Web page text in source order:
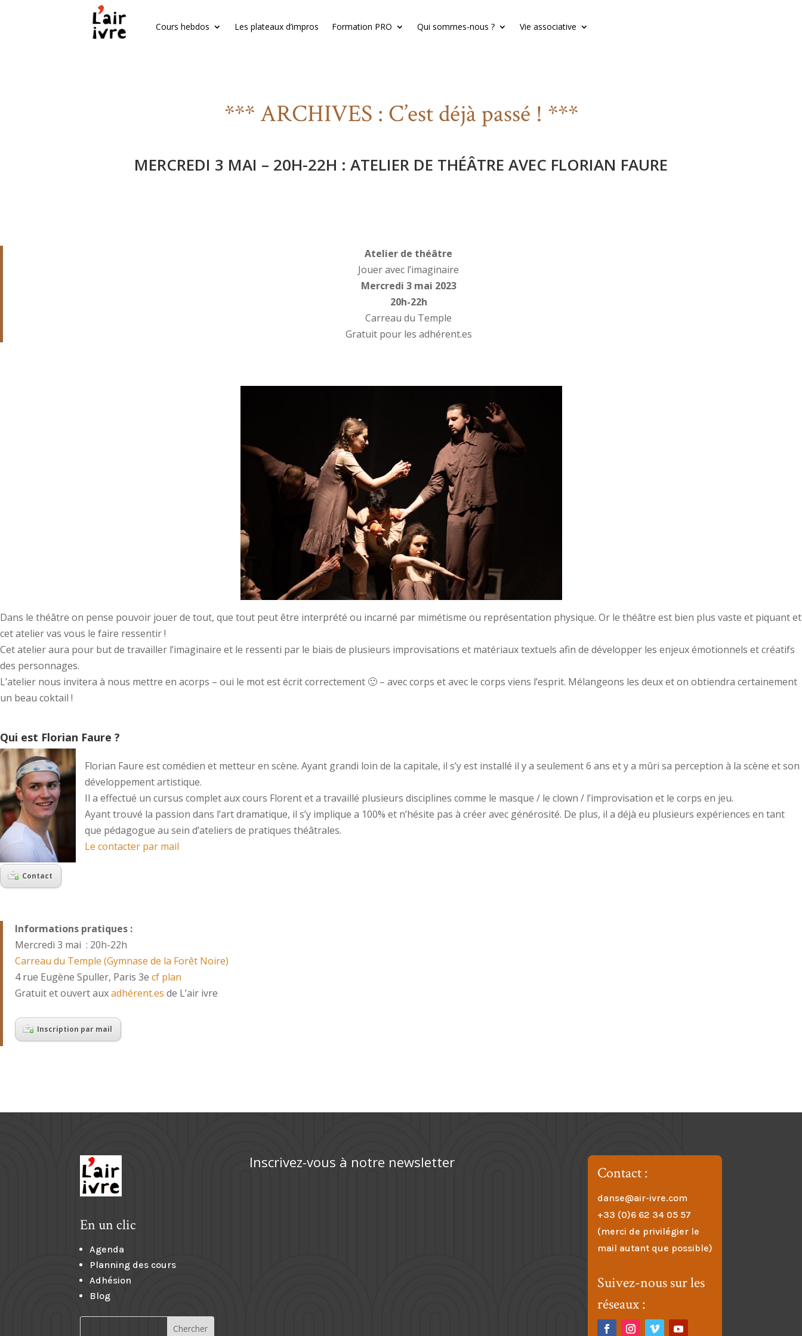
Cours hebdos Les plateaux d’impros Formation PRO Qui sommes-nous ? Vie associative
*** ARCHIVES : C’est déjà passé ! ***
MERCREDI 3 MAI – 20H-22H : ATELIER DE THÉÂTRE AVEC FLORIAN FAURE
Atelier de théâtre
Jouer avec l’imaginaire
Mercredi 3 mai 2023
20h-22h
Carreau du Temple
Gratuit pour les adhérent.es
Dans le théâtre on pense pouvoir jouer de tout, que tout peut être interprété ou incarné par mimétisme ou représentation physique. Or le théâtre est bien plus vaste et piquant et
cet atelier vas vous le faire ressentir !
Cet atelier aura pour but de travailler l’imaginaire et le ressenti par le biais de plusieurs improvisations et matériaux textuels afin de développer les enjeux émotionnels et créatifs
des personnages.
L’atelier nous invitera à nous mettre en acorps – oui le mot est écrit correctement 🙂 – avec corps et avec le corps viens l’esprit. Mélangeons les deux et on obtiendra certainement
un beau coktail !
Qui est Florian Faure ?
Florian Faure est comédien et metteur en scène. Ayant grandi loin de la capitale, il s’y est installé il y a seulement 6 ans et y a mûri sa perception à la scène et son
développement artistique.
Il a effectué un cursus complet aux cours Florent et a travaillé plusieurs disciplines comme le masque / le clown / l’improvisation et le corps en jeu.
Ayant trouvé la passion dans l’art dramatique, il s’y implique a 100% et n’hésite pas à créer avec générosité. De plus, il a déjà eu plusieurs expériences en tant
que pédagogue au sein d’ateliers de pratiques théâtrales.
Le contacter par mail
Contact
Informations pratiques :
Mercredi 3 mai : 20h-22h
Carreau du Temple (Gymnase de la Forêt Noire)
4 rue Eugène Spuller, Paris 3e cf plan
Gratuit et ouvert auxadhérent.es de L’air ivre
Inscription par mail
En un clic
Agenda
Planning des cours
Adhésion
Blog
Inscrivez-vous à notre newsletter
Contact :
danse@air-ivre.com
+33 (0)6 62 34 05 57
(merci de privilégier le
mail autant que possible)
Suivez-nous sur les
réseaux :